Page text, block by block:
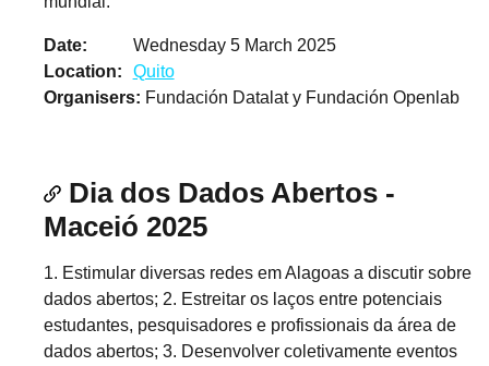
Date
Wednesday 5 March 2025
Location
Quito
Organisers
Fundación Datalat y Fundación Openlab
Dia dos Dados Abertos -
Maceió 2025
1. Estimular diversas redes em Alagoas a discutir sobre
dados abertos; 2. Estreitar os laços entre potenciais
estudantes, pesquisadores e profissionais da área de
dados abertos; 3. Desenvolver coletivamente eventos